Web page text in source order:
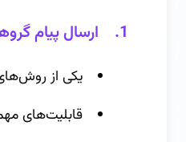
1. ارسال پیام گروهی/انبوه
یکی از
قابلیت‌های